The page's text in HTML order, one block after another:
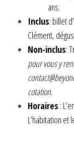
ans.
Inclus: billet
Clément,
Non-inclus:
pour vous y
cotation.
Horaires :
L’habitation et